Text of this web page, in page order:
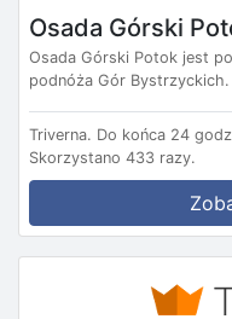
Osada Górski
Osada Górski Potok jest
podnóża Gór Bystrzyckich.
Triverna. Do końca 24
Skorzystano 433 razy.